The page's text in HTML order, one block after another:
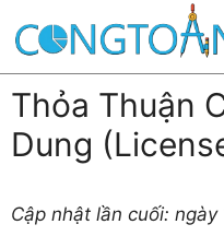
đến
dung
Thỏa Thuận
Dung
Cập nhật lần cuối: